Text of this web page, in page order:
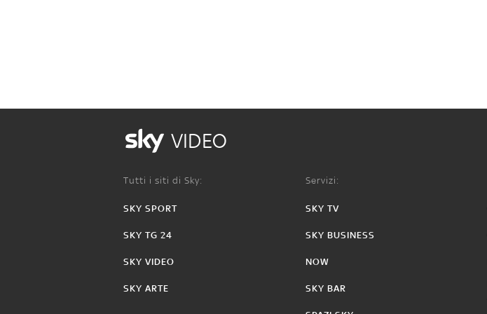
VIDEO
Tutti i siti di Sky:
SKY SPORT
SKY TG 24
SKY VIDEO
SKY ARTE
Servizi:
SKY TV
SKY BUSINESS
NOW
SKY BAR